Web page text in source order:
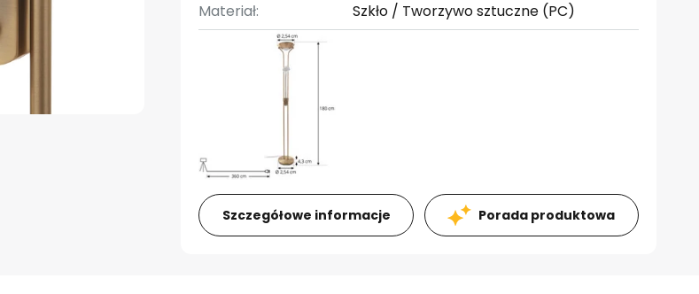
Materiał:
Szkło / Tworzywo sztuczne (PC)
Szczegółowe informacje Porada produktowa